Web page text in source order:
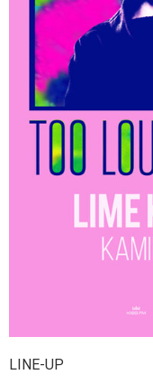
LINE-UP